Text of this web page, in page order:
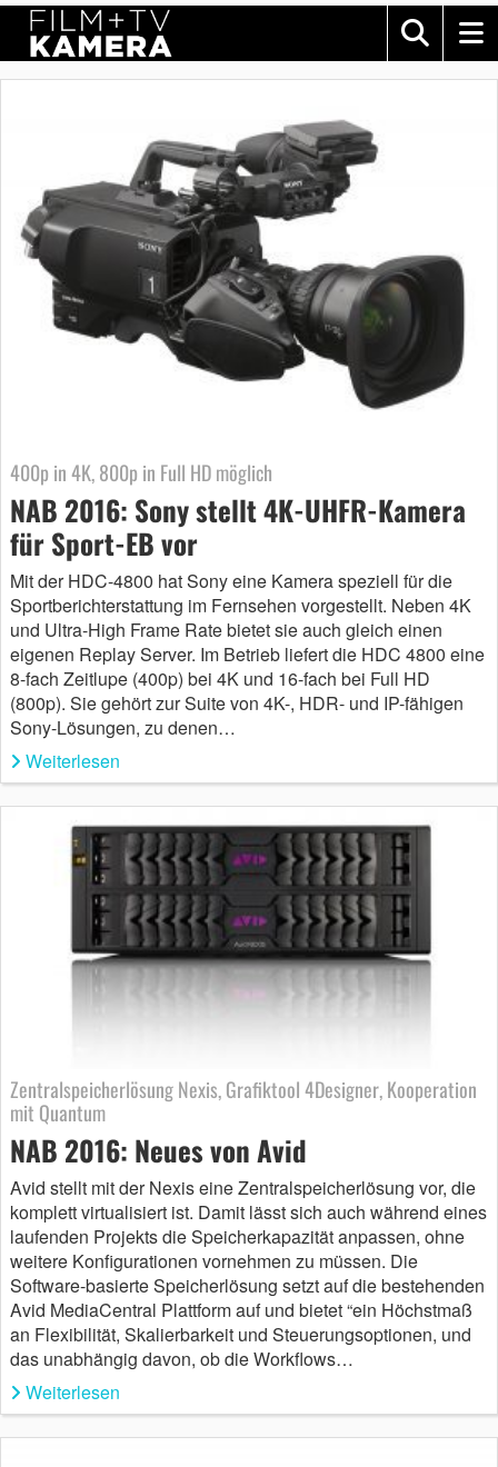
400p in 4K, 800p in Full HD möglich
NAB 2016: Sony stellt 4K-UHFR-Kamera
für Sport-EB vor
Mit der HDC-4800 hat Sony eine Kamera speziell für die
Sportberichterstattung im Fernsehen vorgestellt. Neben 4K
und Ultra-High Frame Rate bietet sie auch gleich einen
eigenen Replay Server. Im Betrieb liefert die HDC 4800 eine
8-fach Zeitlupe (400p) bei 4K und 16-fach bei Full HD
(800p). Sie gehört zur Suite von 4K-, HDR- und IP-fähigen
Sony-Lösungen, zu denen…
Weiterlesen
Zentralspeicherlösung Nexis, Grafiktool 4Designer, Kooperation
mit Quantum
NAB 2016: Neues von Avid
Avid stellt mit der Nexis eine Zentralspeicherlösung vor, die
komplett virtualisiert ist. Damit lässt sich auch während eines
laufenden Projekts die Speicherkapazität anpassen, ohne
weitere Konfigurationen vornehmen zu müssen. Die
Software-basierte Speicherlösung setzt auf die bestehenden
Avid MediaCentral Plattform auf und bietet “ein Höchstmaß
an Flexibilität, Skalierbarkeit und Steuerungsoptionen, und
das unabhängig davon, ob die Workflows…
Weiterlesen